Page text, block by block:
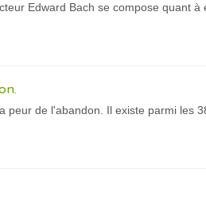
Edward Bach se compose quant à
peur de l'abandon. Il existe parmi les